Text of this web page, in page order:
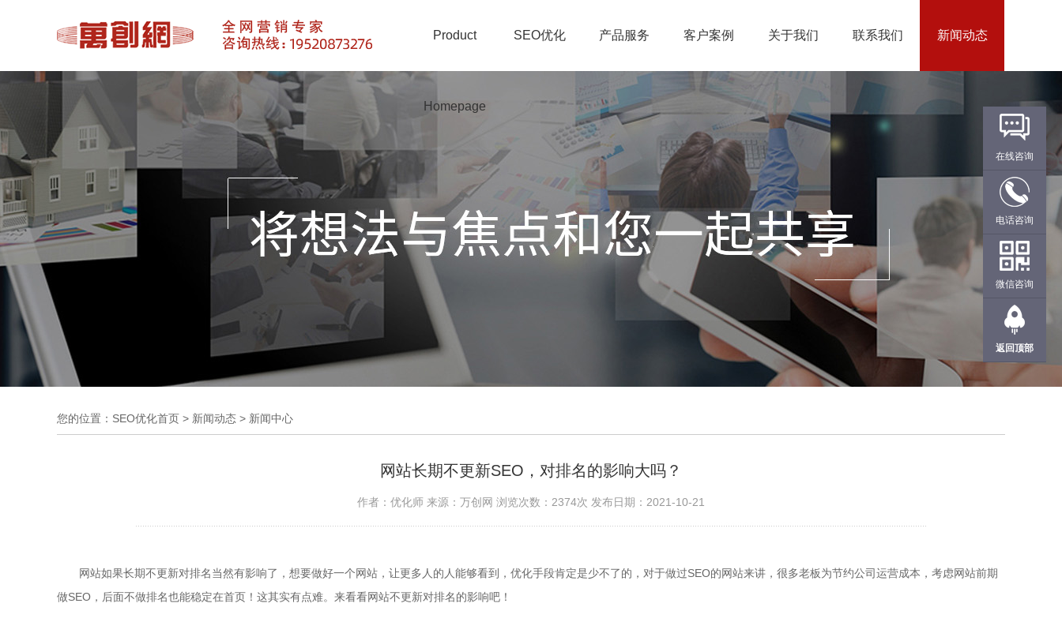
Product
Homepage
SEO优化 产品服务 客户案例 关于我们 联系我们 新闻动态
您的位置： SEO优化首页 > 新闻动态 > 新闻中心
网站长期不更新SEO，对排名的影响大吗？
作者：优化师 来源：万创网 浏览次数：2374次 发布日期：2021-10-21
网站如果长期不更新对排名当然有影响了，想要做好一个网站，让更多人的人能够看到，优化手段肯定是少不了的，对于做过SEO的网站来讲，很多老板为节约公司运营成本，考虑网站前期
做SEO，后面不做排名也能稳定在首页！这其实有点难。来看看网站不更新对排名的影响吧！
在线咨询
电话咨询
微信咨询
返回顶部